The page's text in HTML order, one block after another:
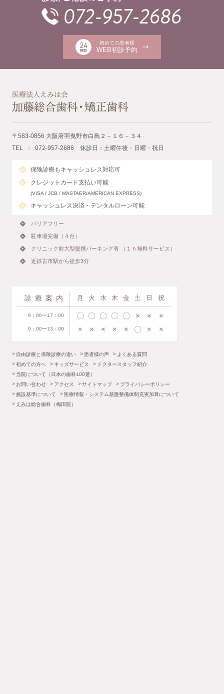
072-957-2686
初めての患者様
WEB初診予約
〒583-0856 大阪府羽曳野市白鳥２－１６－３４
TEL ： 072-957-2686 休診日：土曜午後・日曜・祝日
保険診療もキャッシュレス対応可
クレジットカード支払い可能
(VISA / JCB / MASTAER/AMERICAN EXPRESS)
キャッシュレス決済・デンタルローン可能
バリアフリー
駐車場完備（４台）
クリニック前大型提携パーキング有 （１ｈ無料サービス）
近鉄古市駅から徒歩3分
診療案内 月 火 水 木 金 土 日 祝
9：00ー17：00 〇 〇 〇 〇 〇 × × ×
9：00ー13：00 × × × × × 〇 × ×
自由診療と保険診療の違い 患者様の声
よくある質問
初めての方へ
キッズサービス
ドクタースタッフ紹介
当院について（日本の歯科100選）
お問い合わせ
アクセス サイトマップ
プライバシーポリシー
施設基準について
医療情報・システム基盤整備体制充実加算について
えみは総合歯科（梅田院）